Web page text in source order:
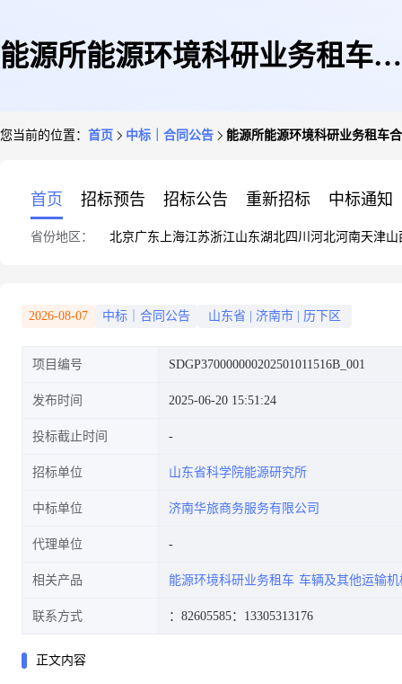
能源所能源环境科研业务租车合
您当前的位置： 首页 中标｜合同公告 能源所能源环境科研业务租车
首页 招标预告 招标公告 重新招标 中标通知
省份地区： 北京广东 上海江苏浙江山东湖北四川 河北河南天津山
2026-08-07 中标｜合同公告 山东省 济南市 历下区
项目编号 SDGP370000000202501011516B_001
发布时间 2025-06-20 15:51:24
投标截止时间
招标单位 山东省科学院能源研究所
中标单位 济南华旅商务服务有限公司
代理单位
相关产品 能源环境科研业务租车 车辆及其他运输
联系方式 ：82605585：13305313176
正文内容